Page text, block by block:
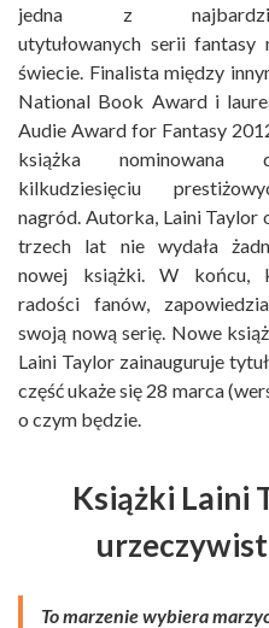
jedna z
utytułowanych serii fantasy
świecie. Finalista między
National Book Award i
Audie Award for Fantasy
książka nominowana
kilkudziesięciu
nagród. Autorka, Laini Taylor
trzech lat nie wydała
nowej książki. W końcu,
radości fanów,
swoją nową serię. Nowe
Laini Taylor zainauguruje tytuł
część ukaże się 28 marca
o czym będzie.
Książki Laini
To marzenie wybiera